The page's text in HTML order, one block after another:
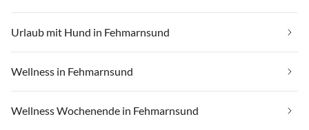
Urlaub mit Hund in Fehmarnsund
Wellness in Fehmarnsund
Wellness Wochenende in Fehmarnsund